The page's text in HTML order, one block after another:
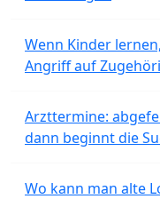
Wenn Kinder
Angriff auf
Arzttermine:
dann beginnt die
Wo kann man alte